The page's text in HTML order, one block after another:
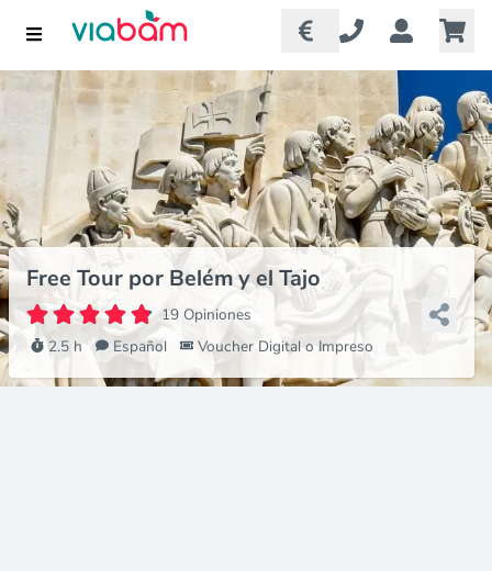
Free Tour por Belém y el Tajo
19 Opiniones
2.5 h
Español Voucher Digital o Impreso